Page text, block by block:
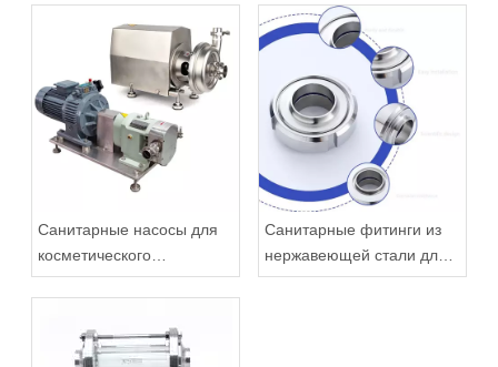
Санитарные насосы для
косметического
производства: что нужно
Санитарные фитинги из
нержавеющей стали для
систем пищевой